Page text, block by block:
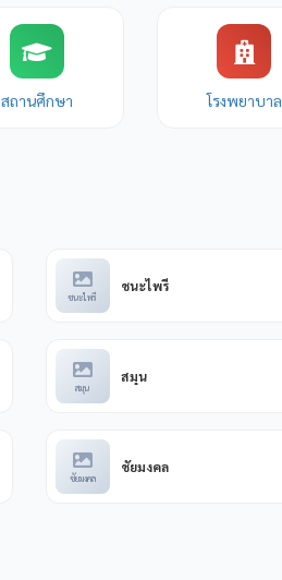
สถานศึกษา โรงพยาบาล
ชนะไพรี
ชนะไพรี
สมุน
สมุน
ชัยมงคล
ชัยมงคล